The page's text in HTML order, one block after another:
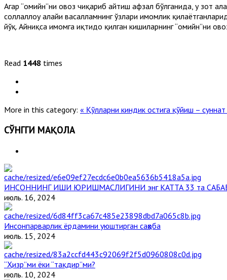
Агар “омийн”ни овоз чиқариб айтиш афзал бўлганида, у зот
соллаллоҳу алайҳи васалламнинг ўзлари имомлик
йўқ. Айниқса имомга иқтидо қилган кишиларнинг “омийн”ни
Read 1448 times
More in this category: « Қўлларни киндик остига қўйиш –
СЎНГГИ МАҚОЛА
ИНСОННИНГ ИШИ ЮРИШМАСЛИГИНИ энг КАТТА 33 та
июль. 16, 2024
Инсонпарварлик ёрдамини уюштирган саҳоба
июль. 15, 2024
“Ҳизр”ми ёки “тақдир”ми?
июль. 10, 2024